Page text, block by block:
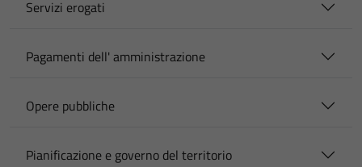
Servizi erogati
Pagamenti dell' amministrazione
Opere pubbliche
Pianificazione e governo del territorio